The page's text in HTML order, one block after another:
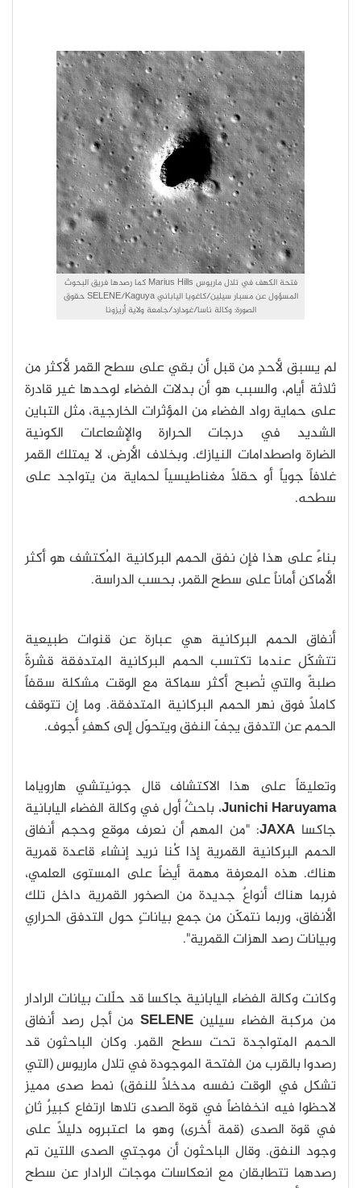
فتحة الكهف في تلال ماريوس Marius Hills كما رصدها فريق البحوث
المسؤول عن مسبار سيلين/كاغويا الياباني SELENE/Kaguya حقوق
الصورة: وكالة ناسا/غودارد/جامعة ولاية أريزونا
لم يسبق لأحدٍ من قبل أن بقي على سطح القمر لأكثر من
ثلاثة أيام، والسبب هو أن بدلات الفضاء لوحدها غير قادرة
على حماية رواد الفضاء من المؤثرات الخارجية، مثل التباين
الشديد في درجات الحرارة والإشعاعات الكونية
الضارة واصطدامات النيازك. وبخلاف الأرض، لا يمتلك القمر
غلافاً جوياً أو حقلاً مغناطيسياً لحماية من يتواجد على
سطحه.
بناءً على هذا فإن نفق الحمم البركانية المُكتشف هو أكثر
الأماكن أماناً على سطح القمر، بحسب الدراسة.
أنفاق الحمم البركانية هي عبارة عن قنوات طبيعية
تتشكّل عندما تكتسب الحمم البركانية المتدفقة قشرةً
صلبةً والتي تُصبح أكثر سماكة مع الوقت مشكلة سقفاً
كاملاً فوق نهر الحمم البركانية المتدفقة. وما إن تتوقف
الحمم عن التدفق يجفّ النفق ويتحوّل إلى كهفٍ أجوف.
وتعليقاً على هذا الاكتشاف قال جونيتشي هاروياما
Junichi Haruyama، باحثٌ أول في وكالة الفضاء اليابانية
جاكسا JAXA: "من المهم أن نعرف موقع وحجم أنفاق
الحمم البركانية القمرية إذا كُنا نريد إنشاء قاعدة قمرية
هناك. هذه المعرفة مهمة أيضاً على المستوى العلمي،
فربما هناك أنواعٌ جديدة من الصخور القمرية داخل تلك
الأنفاق، وربما نتمكّن من جمع بياناتٍ حول التدفق الحراري
وبيانات رصد الهزات القمرية".
وكانت وكالة الفضاء اليابانية جاكسا قد حلّلت بيانات الرادار
من مركبة الفضاء سيلين SELENE من أجل رصد أنفاق
الحمم المتواجدة تحت سطح القمر. وكان الباحثون قد
رصدوا بالقرب من الفتحة الموجودة في تلال ماريوس (التي
تشكل في الوقت نفسه مدخلاً للنفق) نمط صدى مميز
لاحظوا فيه انخفاضاً في قوة الصدى تلاها ارتفاع كبيرٌ ثانٍ
في قوة الصدى (قمة أخرى) وهو ما اعتبروه دليلاً على
وجود النفق. وقال الباحثون أن موجتي الصدى اللتين تم
رصدهما تتطابقان مع انعكاسات موجات الرادار عن سطح